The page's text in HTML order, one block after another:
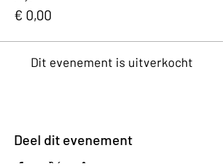
€ 0,00
Dit evenement is uitverkocht
Deel dit evenement